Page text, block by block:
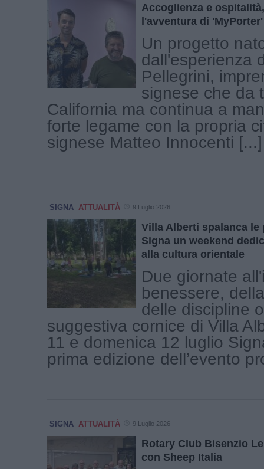
Accoglienza e
l'avventura di 'MyPorter'
Un progetto
dall'esperienza
Pellegrini,
signese che da
California ma continua a
forte legame con la propria
signese Matteo Innocenti [...]
SIGNA ATTUALITÀ 9 Luglio 2026
Villa Alberti spalanca le
Signa un weekend
alla cultura orientale
Due giornate
benessere,
delle discipline
suggestiva cornice di Villa
11 e domenica 12 luglio
prima edizione dell’evento
SIGNA ATTUALITÀ 9 Luglio 2026
Rotary Club Bisenzio
con Sheep Italia